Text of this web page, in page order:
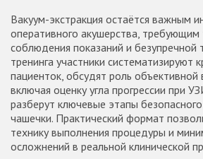
Вакуум-экстракция остаётся важным
оперативного акушерства, требующим
соблюдения показаний и безупречной
тренинга участники систематизируют
пациенток, обсудят роль объективной
включая оценку угла прогрессии при
разберут ключевые этапы
чашечки. Практический формат
технику выполнения процедуры и
осложнений в реальной клинической